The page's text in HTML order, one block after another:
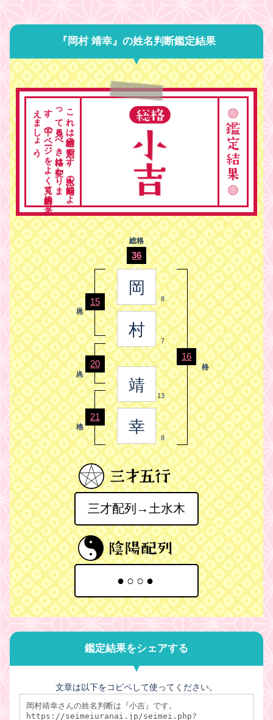
『岡村 靖幸』の姓名判断鑑定結果
こ
れ
は
総格の
判定で
す
。
人生の
時期に
よ
っ
て
見る
べ
き
格は
変わ
り
ま
す
。
下の
ペ
ージ
を
よ
く
見て
総合的に
考
え
ま
し
ょ
う
。
総格
36
岡
8
村
7
15
20
靖
13
幸
8
21
16
三才配列→土水木
●○○●
鑑定結果をシェアする
文章は以下をコピペして使ってください。